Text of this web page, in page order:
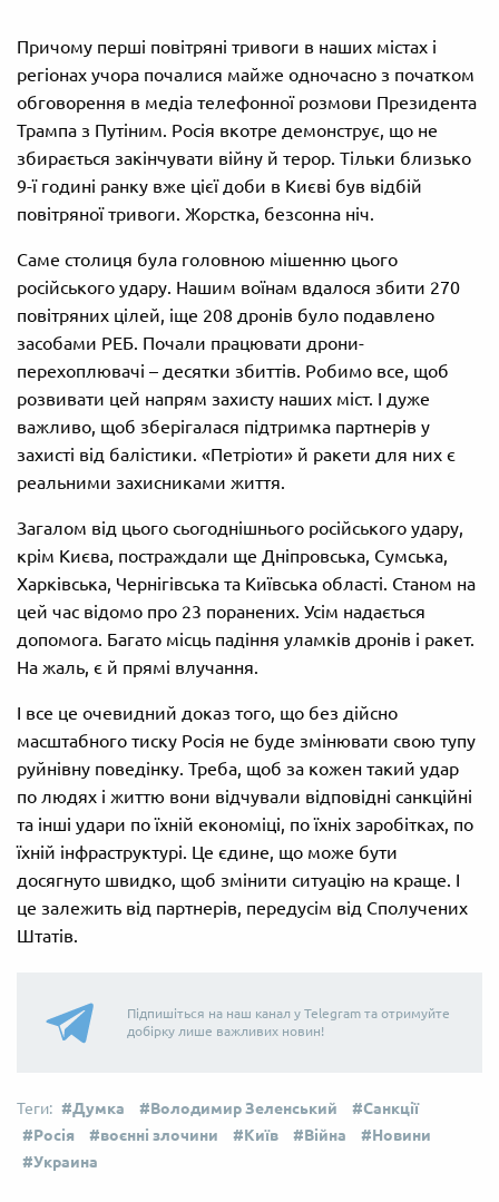
Причому перші повітряні тривоги в наших містах і
регіонах учора почалися майже одночасно з початком
обговорення в медіа телефонної розмови Президента
Трампа з Путіним. Росія вкотре демонструє, що не
збирається закінчувати війну й терор. Тільки близько
9-ї годині ранку вже цієї доби в Києві був відбій
повітряної тривоги. Жорстка, безсонна ніч.
Саме столиця була головною мішенню цього
російського удару. Нашим воїнам вдалося збити 270
повітряних цілей, іще 208 дронів було подавлено
засобами РЕБ. Почали працювати дрони-
перехоплювачі – десятки збиттів. Робимо все, щоб
розвивати цей напрям захисту наших міст. І дуже
важливо, щоб зберігалася підтримка партнерів у
захисті від балістики. «Петріоти» й ракети для них є
реальними захисниками життя.
Загалом від цього сьогоднішнього російського удару,
крім Києва, постраждали ще Дніпровська, Сумська,
Харківська, Чернігівська та Київська області. Станом на
цей час відомо про 23 поранених. Усім надається
допомога. Багато місць падіння уламків дронів і ракет.
На жаль, є й прямі влучання.
І все це очевидний доказ того, що без дійсно
масштабного тиску Росія не буде змінювати свою тупу
руйнівну поведінку. Треба, щоб за кожен такий удар
по людях і життю вони відчували відповідні санкційні
та інші удари по їхній економіці, по їхніх заробітках, по
їхній інфраструктурі. Це єдине, що може бути
досягнуто швидко, щоб змінити ситуацію на краще. І
це залежить від партнерів, передусім від Сполучених
Штатів.
Підпишіться на наш канал у Telegram та отримуйте
добірку лише важливих новин!
Думка Володимир Зеленський
Санкції
Росія
воєнні злочини Київ Війна
Новини
Украина